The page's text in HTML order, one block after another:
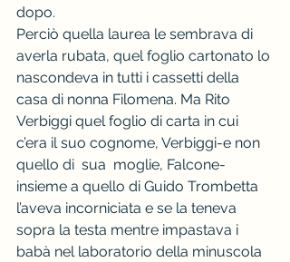
dopo.
Perciò quella laurea le sembrava di
averla rubata, quel foglio cartonato lo
nascondeva in tutti i cassetti della
casa di nonna Filomena. Ma Rito
Verbiggi quel foglio di carta in cui
c’era il suo cognome, Verbiggi-e non
quello di  sua  moglie, Falcone-
insieme a quello di Guido Trombetta
l’aveva incorniciata e se la teneva
sopra la testa mentre impastava i
babà nel laboratorio della minuscola